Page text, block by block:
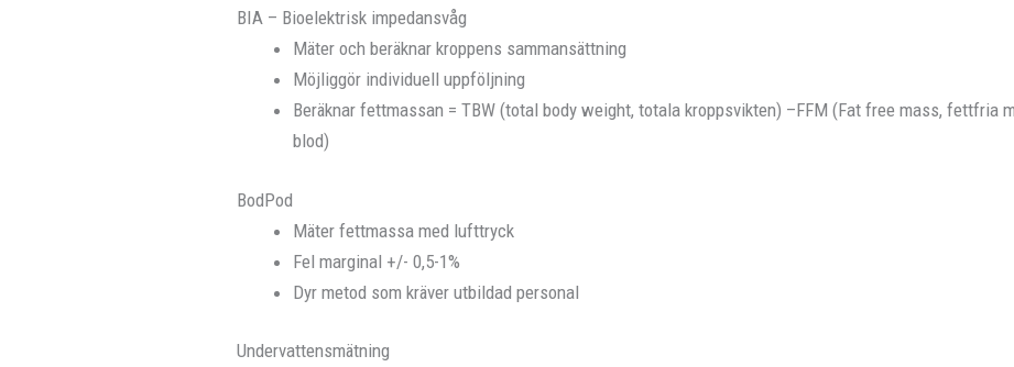
BIA – Bioelektrisk impedansvåg
Mäter och beräknar kroppens sammansättning
Möjliggör individuell uppföljning
Beräknar fettmassan = TBW (total body weight, totala kroppsvikten) –FFM (Fat free mass, fettfria
blod)
BodPod
Mäter fettmassa med lufttryck
Fel marginal +/- 0,5-1%
Dyr metod som kräver utbildad personal
Undervattensmätning